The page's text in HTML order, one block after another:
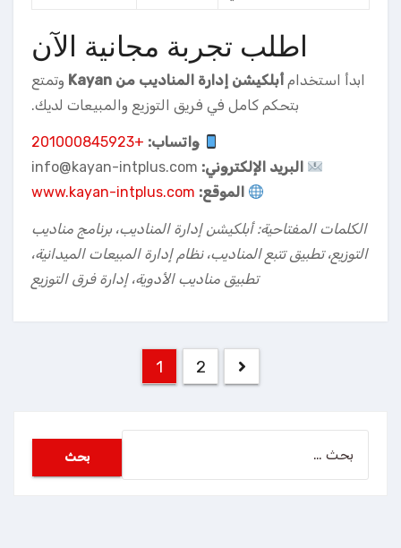
اطلب تجربة مجانية الآن
ابدأ استخدام أبلكيشن إدارة المناديب من Kayan
وتمتع
بتحكم كامل في فريق التوزيع والمبيعات لديك.
واتساب: +201000845923
البريد الإلكتروني:
الموقع: www.kayan-intplus.com
الكلمات المفتاحية: أبلكيشن إدارة المناديب، برنامج مناديب
التوزيع، تطبيق تتبع المناديب، نظام إدارة المبيعات الميدانية،
تطبيق مناديب الأدوية، إدارة فرق التوزيع
تعدد
صفحات
المقالات
1 2
البحث